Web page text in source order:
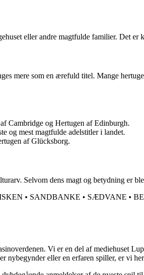
eller andre magtfulde familier. Det
mere som en ærefuld titel. Mange
Cambridge og Hertugen af Edinburgh.
og mest magtfulde adelstitler i landet.
af Glücksborg.
Selvom dens magt og betydning er
• SANDBANKE • SÆDVANE •
Vi er en del af mediehuset
nybegynder eller en erfaren spiller, er vi